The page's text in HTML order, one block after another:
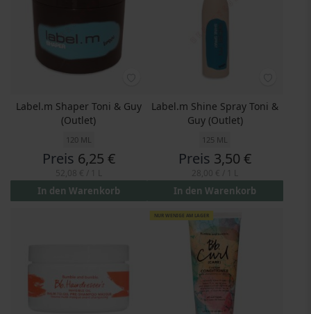
Label.m Shaper Toni & Guy
(Outlet)
120 ML
Preis 6,25 €
In den Warenkorb
Label.m Shine Spray Toni &
Guy (Outlet)
125 ML
Preis 3,50 €
In den Warenkorb
NUR WENIGE AM LAGER